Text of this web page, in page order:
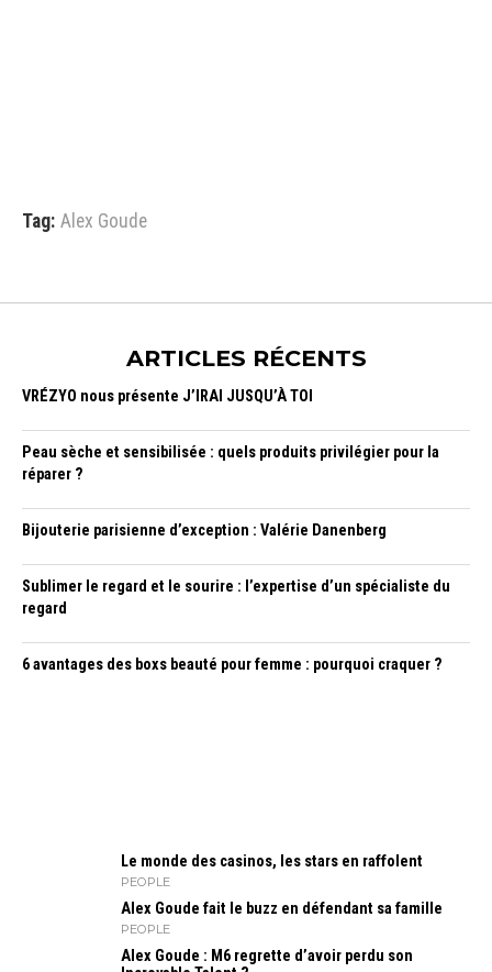
Tag: Alex Goude
ARTICLES RÉCENTS
VRÉZYO nous présente J’IRAI JUSQU’À TOI
Peau sèche et sensibilisée : quels produits privilégier pour la
réparer ?
Bijouterie parisienne d’exception : Valérie Danenberg
Sublimer le regard et le sourire : l’expertise d’un spécialiste du
regard
6 avantages des boxs beauté pour femme : pourquoi craquer ?
Le monde des casinos, les stars en raffolent
PEOPLE
Alex Goude fait le buzz en défendant sa famille
PEOPLE
Alex Goude : M6 regrette d’avoir perdu son